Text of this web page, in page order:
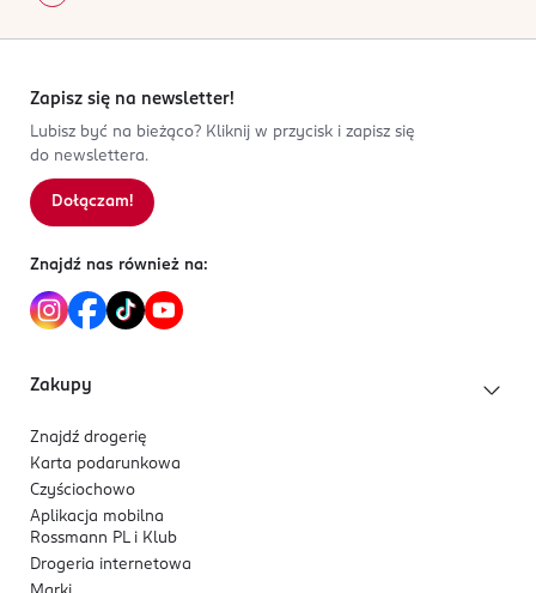
Zapisz się na newsletter!
Lubisz być na bieżąco? Kliknij w przycisk i zapisz się
do newslettera.
Dołączam!
Znajdź nas również na:
Zakupy
Znajdź drogerię
Karta podarunkowa
Czyściochowo
Aplikacja mobilna
Rossmann PL i Klub
Drogeria internetowa